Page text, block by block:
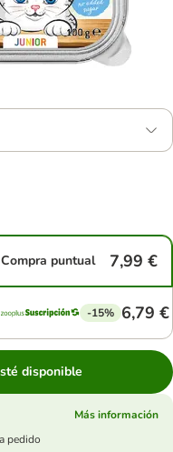
Compra puntual 7,99 €
-15% 6,79 €
disponible
Más información
pedido